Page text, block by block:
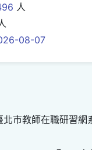
人
08-07
北市教師在職研習